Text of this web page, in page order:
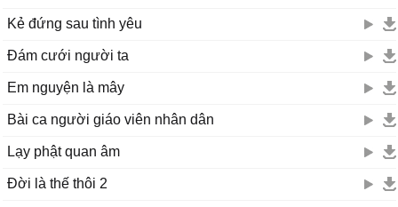
Kẻ đứng sau tình yêu
Đám cưới người ta
Em nguyện là mây
Bài ca người giáo viên nhân dân
Lạy phật quan âm
Đời là thế thôi 2